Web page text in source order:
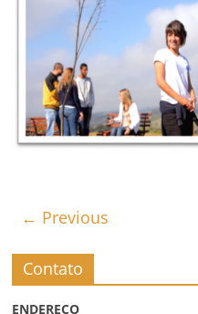
← Previous
Contato
ENDEREÇO